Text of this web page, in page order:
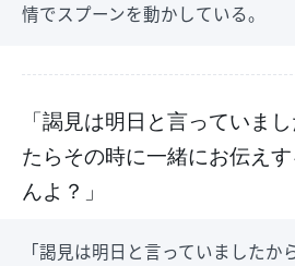
情でスプーンを動かしている。
「謁見は明日と言っていま
たらその時に一緒にお伝え
んよ？」
「謁見は明日と言っていましたか